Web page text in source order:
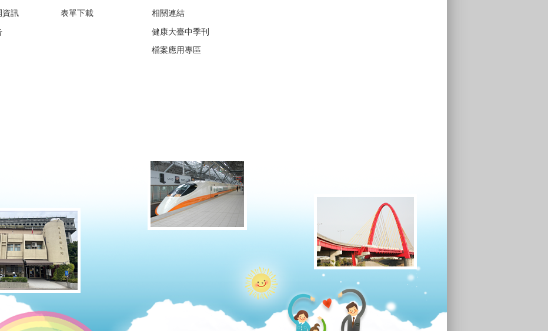
資訊
表單下載
相關連結
健康大臺中季刊
檔案應用專區